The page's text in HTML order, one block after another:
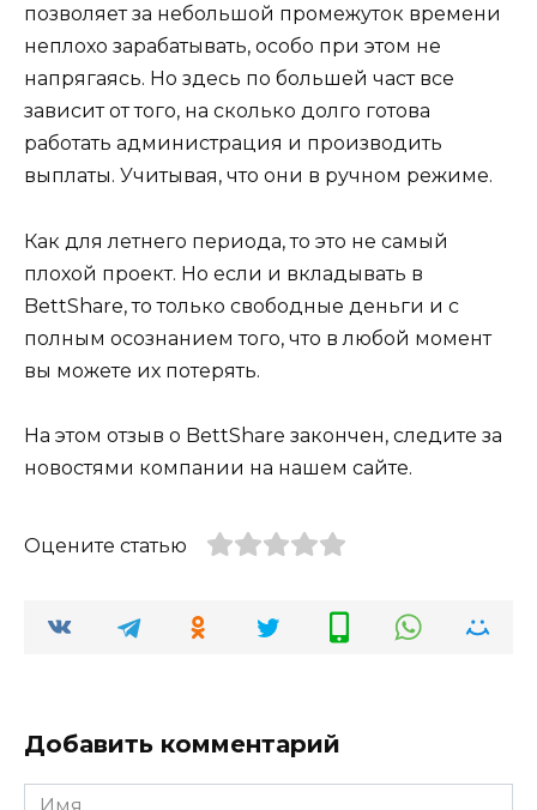
позволяет за небольшой промежуток времени
неплохо зарабатывать, особо при этом не
напрягаясь. Но здесь по большей част все
зависит от того, на сколько долго готова
работать администрация и производить
выплаты. Учитывая, что они в ручном режиме.
Как для летнего периода, то это не самый
плохой проект. Но если и вкладывать в
BettShare, то только свободные деньги и с
полным осознанием того, что в любой момент
вы можете их потерять.
На этом отзыв о BettShare закончен, следите за
новостями компании на нашем сайте.
Оцените статью
Добавить комментарий
Имя